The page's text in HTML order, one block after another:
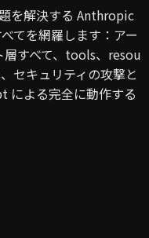
を解決する Anthropic
てを網羅します：アー
層すべて、tools、resou
セキュリティの攻撃と
による完全に動作する